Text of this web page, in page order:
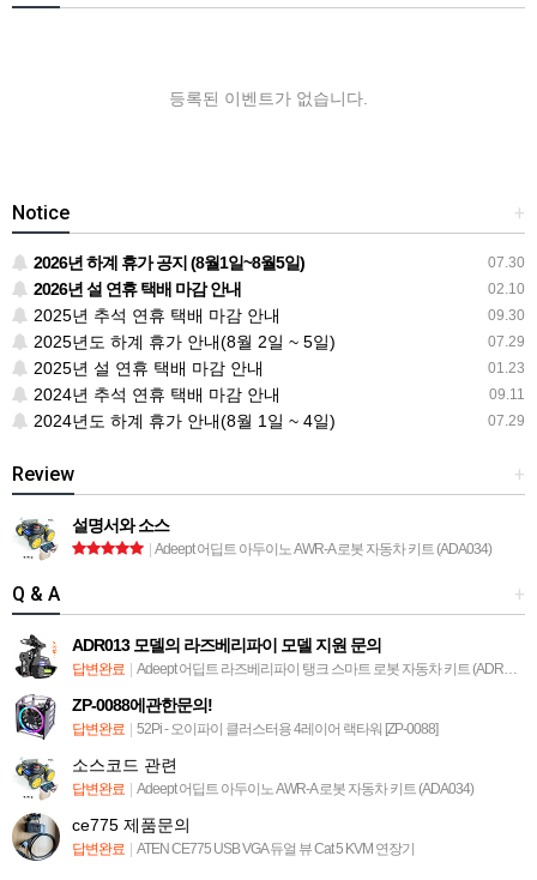
등록된 이벤트가 없습니다.
+
Notice
07.30
2026년 하계 휴가 공지 (8월1일~8월5일)
02.10
2026년 설 연휴 택배 마감 안내
09.30
2025년 추석 연휴 택배 마감 안내
07.29
2025년도 하계 휴가 안내(8월 2일 ~ 5일)
01.23
2025년 설 연휴 택배 마감 안내
09.11
2024년 추석 연휴 택배 마감 안내
07.29
2024년도 하계 휴가 안내(8월 1일 ~ 4일)
+
Review
설명서와 소스
| Adeept 어딥트 아두이노 AWR-A 로봇 자동차 키트 (ADA034)
+
Q & A
ADR013 모델의 라즈베리파이 모델 지원 문의
답변완료 | Adeept 어딥트 라즈베리파이 탱크 스마트 로봇 자동차 키트 (ADR013)
ZP-0088에관한문의!
답변완료 | 52Pi - 오이파이 클러스터용 4레이어 랙타워 [ZP-0088]
소스코드 관련
답변완료 | Adeept 어딥트 아두이노 AWR-A 로봇 자동차 키트 (ADA034)
ce775 제품문의
답변완료 | ATEN CE775 USB VGA 듀얼 뷰 Cat 5 KVM 연장기